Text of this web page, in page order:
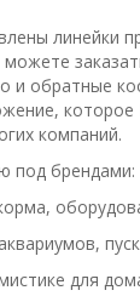
линейки
и обратные
компаний.
под брендами:
для